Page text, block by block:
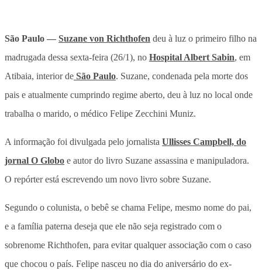
São Paulo — Suzane von Richthofen deu à luz o primeiro filho na
madrugada dessa sexta-feira (26/1), no Hospital Albert Sabin, em
Atibaia, interior de São Paulo. Suzane, condenada pela morte dos
pais e atualmente cumprindo regime aberto, deu à luz no local onde
trabalha o marido, o médico Felipe Zecchini Muniz.
A informação foi divulgada pelo jornalista Ullisses Campbell, do
jornal O Globo e autor do livro Suzane assassina e manipuladora.
O repórter está escrevendo um novo livro sobre Suzane.
Segundo o colunista, o bebê se chama Felipe, mesmo nome do pai,
e a família paterna deseja que ele não seja registrado com o
sobrenome Richthofen, para evitar qualquer associação com o caso
que chocou o país. Felipe nasceu no dia do aniversário do ex-